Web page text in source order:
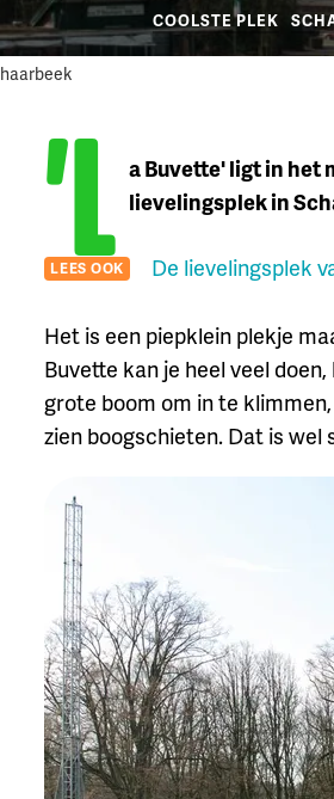
COOLSTE PLEK
'L a Buvette' ligt in het
lievelingsplek in
LEES OOK De lievelingsplek
Het is een piepklein plekje
Buvette kan je heel veel
grote boom om in te
zien boogschieten. Dat is wel